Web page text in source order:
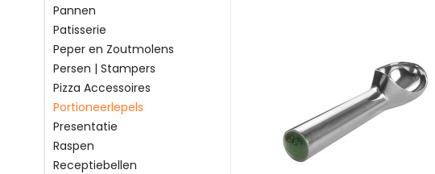
Pannen
Patisserie
Peper en Zoutmolens
Persen | Stampers
Pizza Accessoires
Portioneerlepels
Presentatie
Raspen
Receptiebellen